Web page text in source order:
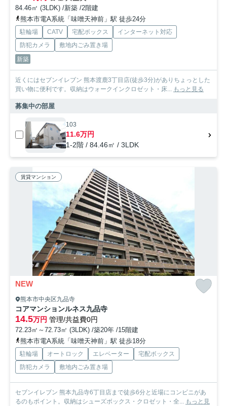
84.46㎡ (3LDK) /新築 /2階建
熊本市電A系統「味噌天神前」駅 徒歩24分
駐輪場 CATV 宅配ボックス
インターネット対応
防犯カメラ
敷地内ごみ置き場
新築
近くにはセブンイレブン 熊本渡鹿3丁目店(徒歩3分)がありちょっとした
買い物に便利です。収納はウォークインクロゼット・床... もっと見る
募集中の部屋
103
11.6万円
1-2階 / 84.46㎡ / 3LDK
賃貸マンション
NEW
熊本市中央区九品寺
コアマンションルネス九品寺
14.5万円 管理/共益費0円
72.23㎡～72.73㎡ (3LDK) /築20年 /15階建
熊本市電A系統「味噌天神前」駅 徒歩18分
駐輪場 オートロック エレベーター
宅配ボックス
防犯カメラ
敷地内ごみ置き場
セブンイレブン 熊本九品寺6丁目店まで徒歩6分と近場にコンビニがあ
るのもポイント。収納はシューズボックス・クロゼット・全... もっと見